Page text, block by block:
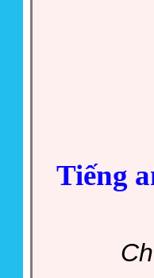
Tiếng